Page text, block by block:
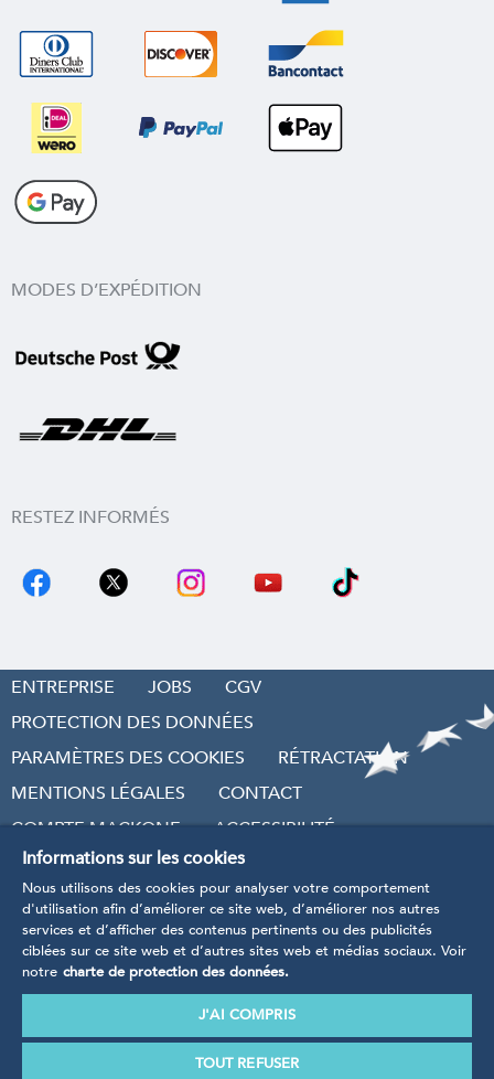
MODES D’EXPÉDITION
RESTEZ INFORMÉS
ENTREPRISE JOBS
CGV
PROTECTION DES DONNÉES
PARAMÈTRES DES COOKIES
RÉTRACTATION
MENTIONS LÉGALES
CONTACT
COMPTE MACKONE
ACCESSIBILITÉ
* Tarifs TVA incluse, hors frais d’envoi et frais de
Nos produits sont manufacturés conformément aux
directives, règlements et normes définis dans le cadre
Informations sur les cookies
Nous utilisons des cookies pour analyser votre comportement
d'utilisation afin d’améliorer ce site web, d’améliorer nos autres
services et d’afficher des contenus pertinents ou des publicités
ciblées sur ce site web et d’autres sites web et médias sociaux. Voir
notre charte de protection des données.
J'AI COMPRIS
TOUT REFUSER